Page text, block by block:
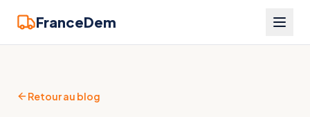
FranceDem
Retour au blog